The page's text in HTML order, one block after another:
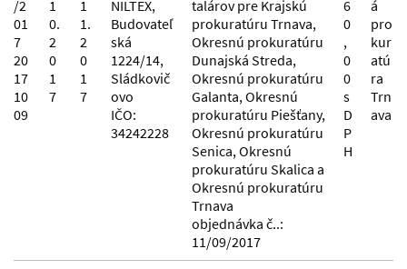
/2
01
7
20
17
10
09
1
0.
2
0
1
7
1
1.
2
0
1
7
NILTEX,
Budovateľ
ská
1224/14,
Sládkovič
ovo
IČO:
34242228
talárov pre Krajskú
prokuratúru Trnava,
Okresnú prokuratúru
Dunajská Streda,
Okresnú prokuratúru
Galanta, Okresnú
prokuratúru Piešťany,
Okresnú prokuratúru
Senica, Okresnú
prokuratúru Skalica a
Okresnú prokuratúru
Trnava
objednávka č..:
11/09/2017
6
0
,
0
0
s
D
P
H
á
pro
kur
atú
ra
Trn
ava